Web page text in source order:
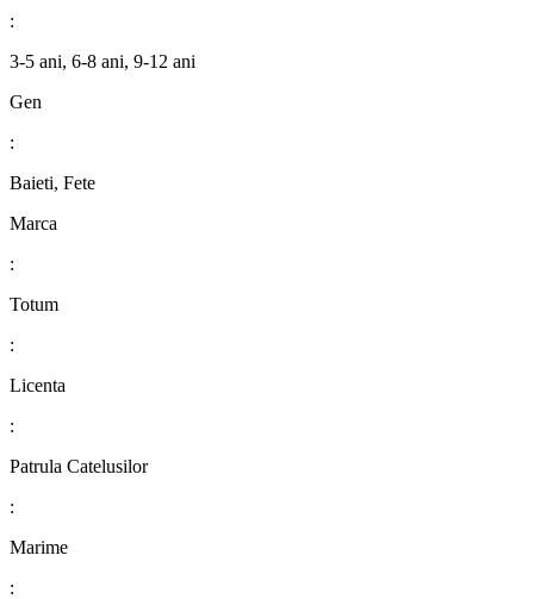
:
3-5 ani, 6-8 ani, 9-12 ani
Gen
:
Baieti, Fete
Marca
:
Totum
:
Licenta
:
Patrula Catelusilor
:
Marime
: